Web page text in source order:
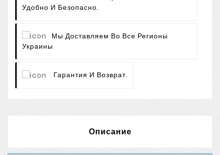
Удобно И Безопасно.
Мы Доставляем Во Все Регионы
Украины
Гарантия И Возврат.
Описание